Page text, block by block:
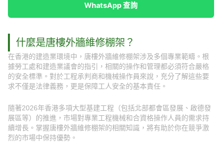
WhatsApp 查詢
什麼是唐樓外牆維修棚架？
在香港的建造業環境中，唐樓外牆維修棚架涉及多個專業範疇。根
據勞工處和建造業議會的指引，相關的操作和管理都必須符合嚴格
的安全標準。對於工程承判商和機械操作員來說，充分了解這些要
求不僅是法律義務，更是保障工人安全的基本責任。
隨著2026年香港多項大型基建工程（包括北部都會區發展、啟德發
展區等）的推進，市場對專業工程機械和合資格操作人員的需求持
續增長。掌握唐樓外牆維修棚架的相關知識，將有助於你在競爭激
烈的市場中保持優勢。